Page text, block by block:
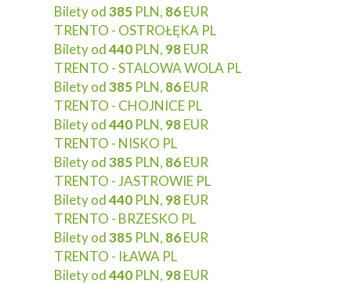
Bilety od385 PLN, 86EUR
TRENTO - OSTROŁĘKA PL
Bilety od440 PLN, 98EUR
TRENTO - STALOWA WOLA PL
Bilety od385 PLN, 86EUR
TRENTO - CHOJNICE PL
Bilety od440 PLN, 98EUR
TRENTO - NISKO PL
Bilety od385 PLN, 86EUR
TRENTO - JASTROWIE PL
Bilety od440 PLN, 98EUR
TRENTO - BRZESKO PL
Bilety od385 PLN, 86EUR
TRENTO - IŁAWA PL
Bilety od440 PLN, 98EUR